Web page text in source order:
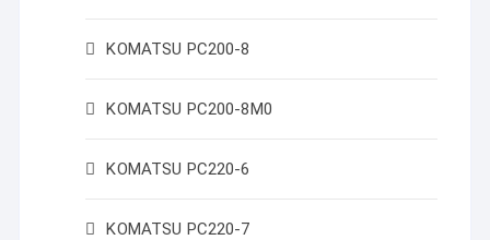
KOMATSU PC200-8
KOMATSU PC200-8M0
KOMATSU PC220-6
KOMATSU PC220-7